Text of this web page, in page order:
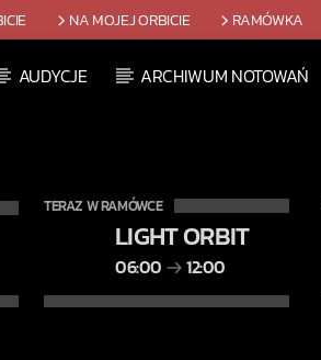
NA MOJEJ ORBICIE RAMÓWKA
AUDYCJE ARCHIWUM NOTOWAŃ
TERAZ W RAMÓWCE
LIGHT ORBIT
06:00 12:00